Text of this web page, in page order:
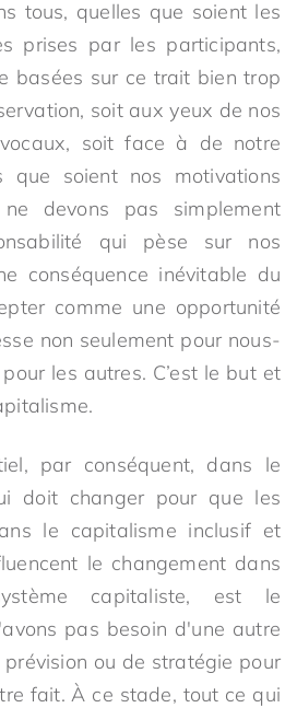
tous, quelles que soient les
prises par les participants,
basées sur ce trait bien trop
soit aux yeux de nos
soit face à de notre
que soient nos motivations
ne devons pas simplement
qui pèse sur nos
conséquence inévitable du
comme une opportunité
non seulement pour nous-
les autres. C’est le but et
par conséquent, dans le
doit changer pour que les
le capitalisme inclusif et
le changement dans
capitaliste, est le
pas besoin d'une autre
ou de stratégie pour
fait. À ce stade, tout ce qui